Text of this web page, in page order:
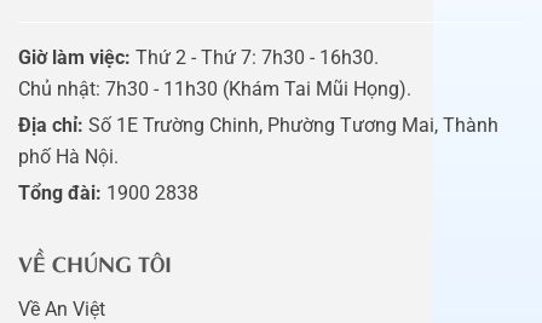
Giờ làm việc: Thứ 2 - Thứ 7: 7h30 - 16h30.
Chủ nhật: 7h30 - 11h30 (Khám Tai Mũi Họng).
Địa chỉ: Số 1E Trường Chinh, Phường Tương Mai, Thành
phố Hà Nội.
Tổng đài: 1900 2838
VỀ CHÚNG TÔI
Về An Việt